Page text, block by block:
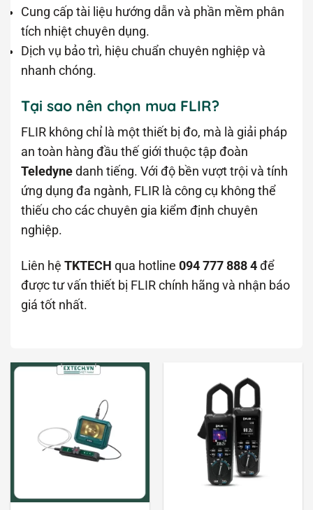
Cung cấp tài liệu hướng dẫn và phần mềm phân
tích nhiệt chuyên dụng.
Dịch vụ bảo trì, hiệu chuẩn chuyên nghiệp và
nhanh chóng.
Tại sao nên chọn mua FLIR?
FLIR không chỉ là một thiết bị đo, mà là giải pháp
an toàn hàng đầu thế giới thuộc tập đoàn
Teledyne danh tiếng. Với độ bền vượt trội và tính
ứng dụng đa ngành, FLIR là công cụ không thể
thiếu cho các chuyên gia kiểm định chuyên
nghiệp.
Liên hệ TKTECH qua hotline 094 777 888 4 để
được tư vấn thiết bị FLIR chính hãng và nhận báo
giá tốt nhất.